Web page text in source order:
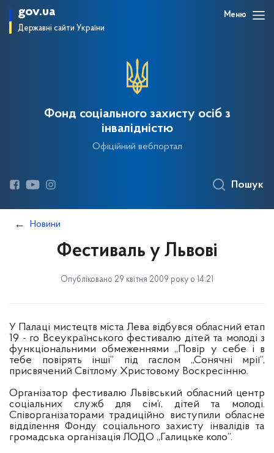
gov.ua
Державні сайти України
Меню
Фонд соціального захисту осіб з
інвалідністю
Офіційний вебпортал
Пошук
Новини
Фестиваль у Львові
Опубліковано 29 квітня 2009 року о 14:21
У Палаці мистецтв міста Лева відбувся обласний етап
19 - го Всеукраїнського фестивалю дітей та молоді з
функціональними обмеженнями „Повір у себе і в
тебе повірять інші” під гаслом „Сонячні мрії”,
присвячений Світлому Христовому Воскресінню.
Організатор фестивалю Львівський обласний центр
соціальних служб для сім’ї, дітей та молоді.
Співорганізаторами традиційно виступили обласне
відділення Фонду соціального захисту інвалідів та
громадська організація ЛОДО „Галицьке коло”.